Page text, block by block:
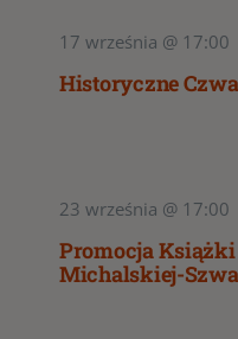
17 września @ 17:00
Historyczne
23 września @ 17:00
Promocja
Michalskiej-